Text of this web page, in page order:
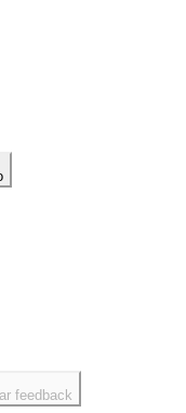
feedback